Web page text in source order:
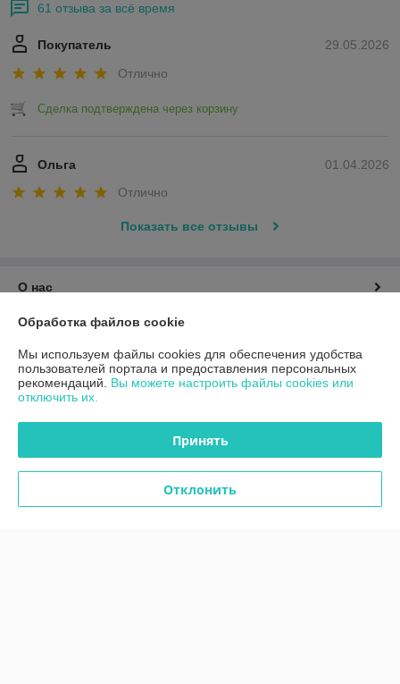
61 отзыва за всё время
29.05.2026
Покупатель
Отлично
Сделка подтверждена через корзину
01.04.2026
Ольга
Отлично
Показать все отзывы
О нас
Контакты
Доставка и оплата
Полная версия сайта
Политика обработки cookies
Обработка файлов cookie
Мы используем файлы cookies для обеспечения удобства
пользователей портала и предоставления персональных
рекомендаций. Вы можете настроить файлы cookies или
отключить их.
Принять
Отклонить